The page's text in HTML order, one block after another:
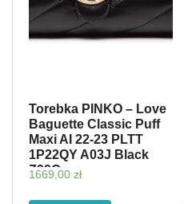
Torebka PINKO – Love
Baguette Classic Puff
Maxi AI 22-23 PLTT
1P22QY A03J Black
Z99Q
1669,00 zł